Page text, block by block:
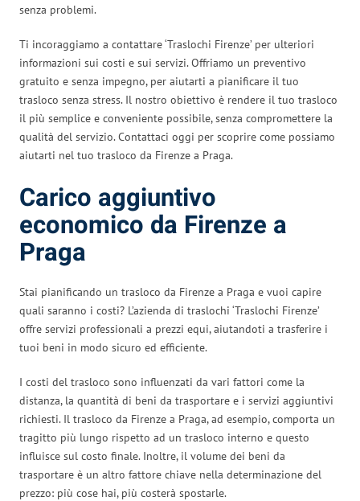
senza problemi.
Ti incoraggiamo a contattare ‘Traslochi Firenze’ per ulteriori
informazioni sui costi e sui servizi. Offriamo un preventivo
gratuito e senza impegno, per aiutarti a pianificare il tuo
trasloco senza stress. Il nostro obiettivo è rendere il tuo trasloco
il più semplice e conveniente possibile, senza compromettere la
qualità del servizio. Contattaci oggi per scoprire come possiamo
aiutarti nel tuo trasloco da Firenze a Praga.
Carico aggiuntivo
economico da Firenze a
Praga
Stai pianificando un trasloco da Firenze a Praga e vuoi capire
quali saranno i costi? L’azienda di traslochi ‘Traslochi Firenze’
offre servizi professionali a prezzi equi, aiutandoti a trasferire i
tuoi beni in modo sicuro ed efficiente.
I costi del trasloco sono influenzati da vari fattori come la
distanza, la quantità di beni da trasportare e i servizi aggiuntivi
richiesti. Il trasloco da Firenze a Praga, ad esempio, comporta un
tragitto più lungo rispetto ad un trasloco interno e questo
influisce sul costo finale. Inoltre, il volume dei beni da
trasportare è un altro fattore chiave nella determinazione del
prezzo: più cose hai, più costerà spostarle.